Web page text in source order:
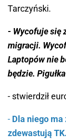
Tarczyński.
- Wycofuje się
migracji.
Laptopów nie
będzie.
- stwierdził
- Dla niego
zdewastują